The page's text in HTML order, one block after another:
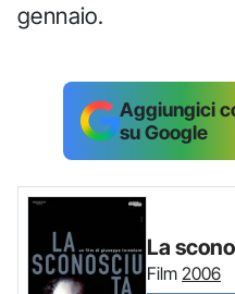
gennaio.
Aggiungici
su Google
La
Film 2006